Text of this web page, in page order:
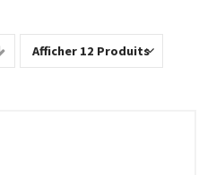
Afficher 12 Produits